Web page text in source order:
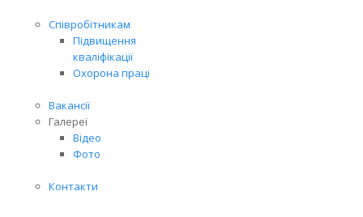
Співробітникам
Підвищення
кваліфікації
Охорона праці
Вакансії
Галереї
Відео
Фото
Контакти